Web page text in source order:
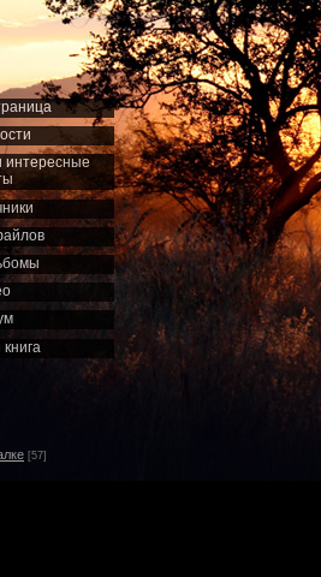
интересные
книга
[57]